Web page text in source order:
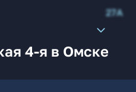
27А
4-я в Омске